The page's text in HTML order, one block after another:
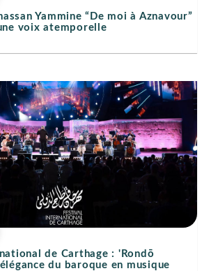
Yammine “De moi à Aznavour”
voix atemporelle
de Carthage : 'Rondō
du baroque en musique